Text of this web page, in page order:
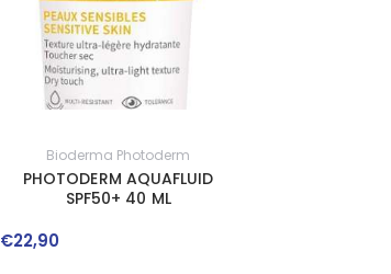
Bioderma Photoderm
PHOTODERM AQUAFLUID
SPF50+ 40 ML
€22,90